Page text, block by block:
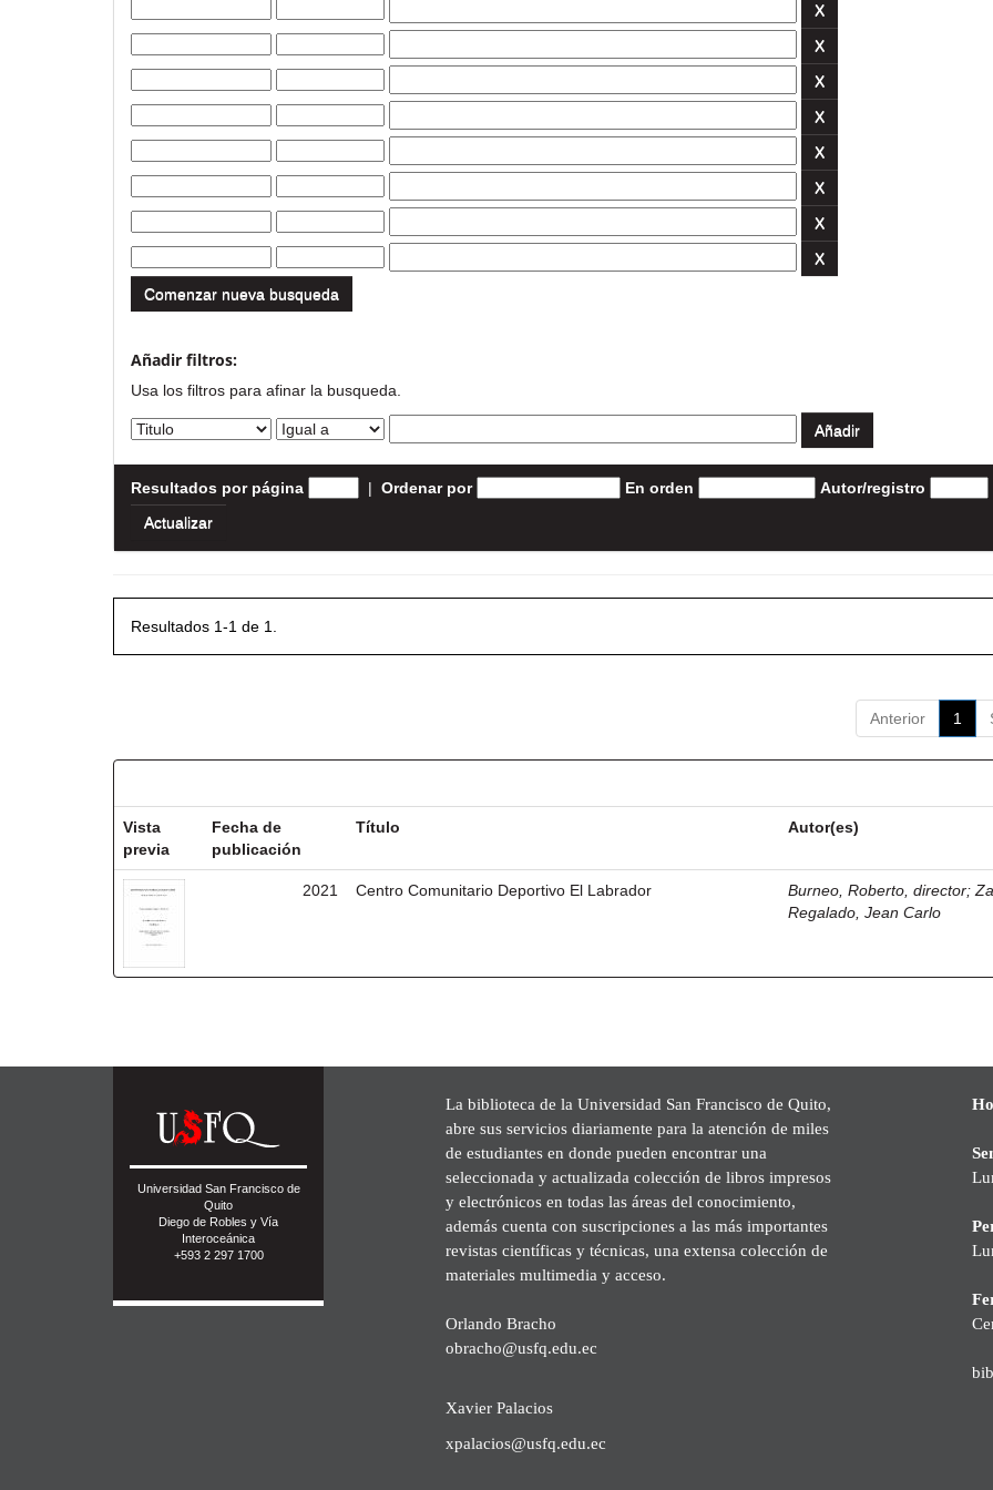
Comenzar nueva busqueda
Añadir filtros:
Usa los filtros para afinar la busqueda.
Resultados por página | Ordenar por En orden Autor/registro
Resultados 1-1 de 1.
Anterior 1
Vista
previa
Fecha de
publicación
Título Autor(es)
2021 Centro Comunitario Deportivo El Labrador Burneo, Roberto, director;
Regalado, Jean Carlo
Universidad San Francisco de
Quito
Diego de Robles y Vía
Interoceánica
+593 2 297 1700
La biblioteca de la Universidad San Francisco de Quito,
abre sus servicios diariamente para la atención de miles
de estudiantes en donde pueden encontrar una
seleccionada y actualizada colección de libros impresos
y electrónicos en todas las áreas del conocimiento,
además cuenta con suscripciones a las más importantes
revistas científicas y técnicas, una extensa colección de
materiales multimedia y acceso.
Orlando Bracho
obracho@usfq.edu.ec
Xavier Palacios
xpalacios@usfq.edu.ec